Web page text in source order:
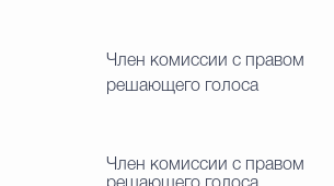
Член комиссии с правом
решающего голоса
Член комиссии с правом